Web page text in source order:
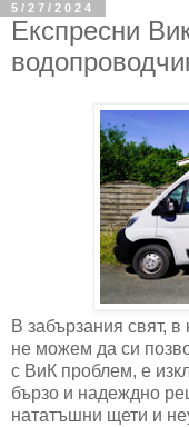
5/27/2024
Експресни
В забързания свят,
не можем да си
с ВиК проблем, е
бързо и надеждно
нататъшни щети и